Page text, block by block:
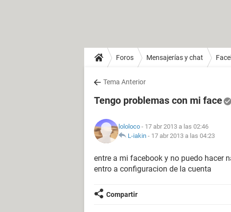
Foros Mensajerías y chat
Tema Anterior
Tengo problemas con mi face
lololoco - 17 abr 2013 a las 02:46
L-iakin - 17 abr 2013 a las 04:23
entre a mi facebook y no puedo hacer
entro a configuracion de la cuenta
Compartir